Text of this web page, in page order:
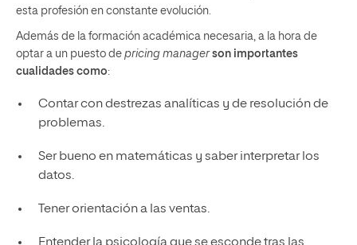
esta profesión en constante evolución.
Además de la formación académica necesaria, a la hora de
optar a un puesto de pricing managerson importantes
cualidades como:
Contar con destrezas analíticas y de resolución de
problemas.
Ser bueno en matemáticas y saber interpretar los
datos.
Tener orientación a las ventas.